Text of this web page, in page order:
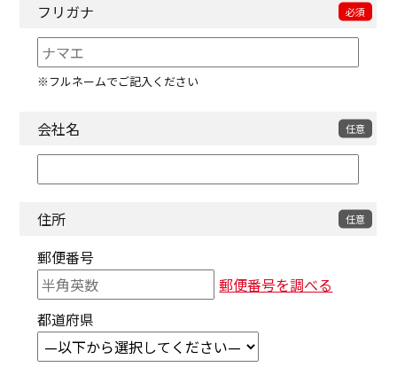
フリガナ
※フルネームでご記入ください
会社名
住所
郵便番号
郵便番号を調べる
都道府県